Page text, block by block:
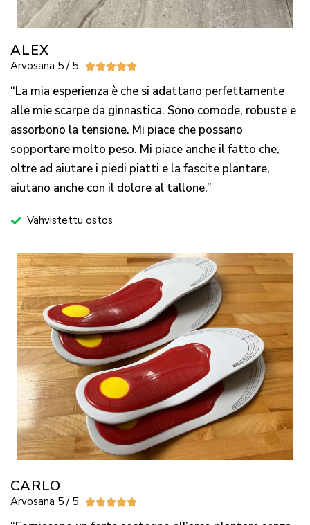
ALEX
Arvosana 5 / 5 
“La mia esperienza è che si adattano perfettamente
alle mie scarpe da ginnastica. Sono comode, robuste e
assorbono la tensione. Mi piace che possano
sopportare molto peso. Mi piace anche il fatto che,
oltre ad aiutare i piedi piatti e la fascite plantare,
aiutano anche con il dolore al tallone.”
Vahvistettu ostos
CARLO
Arvosana 5 / 5 